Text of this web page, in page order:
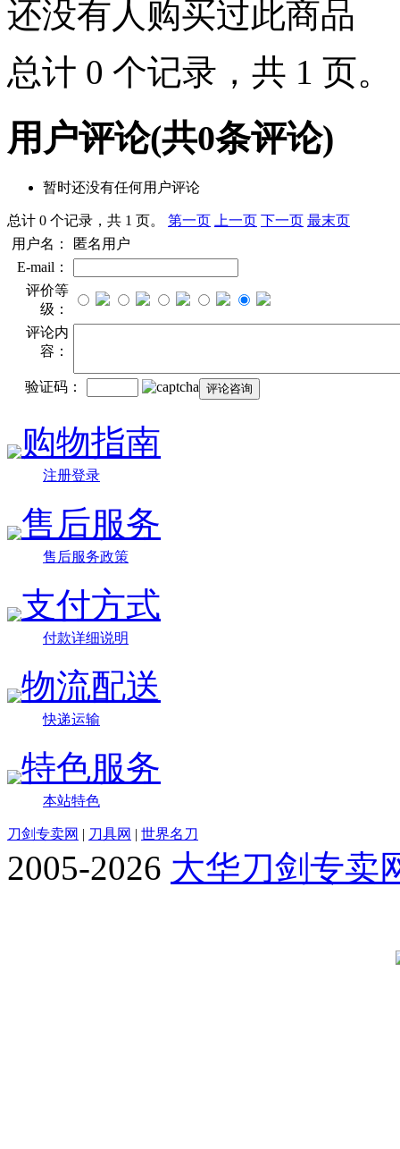
还没有人购买过此商品
总计 0 个记录，共 1 页。
用户评论(共0条评论)
暂时还没有任何用户评论
总计 0 个记录，共 1 页。 第一页 上一页 下一页 最末页
用户名：
匿名用户
E-mail：
评价等
级：
评论内
容：
验证码：
购物指南
注册登录
售后服务
售后服务政策
支付方式
付款详细说明
物流配送
快递运输
特色服务
本站特色
刀剑专卖网 | 刀具网 | 世界名刀
2005-2026 大华刀剑专卖